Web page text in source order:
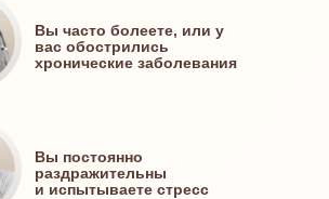
Вы постоянно
раздражительны
и испытываете стресс
Вы часто болеете, или у
вас обострились
хронические заболевания